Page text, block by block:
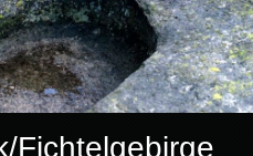
Fichtelgebirge